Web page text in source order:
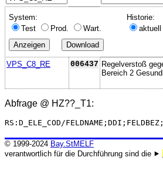
System:
Test
Prod. Wart.
Historie:
aktuell
VPS_C8_RE 006437 Regelverstoß
Bereich 2
Abfrage @ HZ??_T1:
RS:D_ELE_COD/
© 1999-2024 Bay.StMELF
verantwortlich für die Durchführung sind die ⯈